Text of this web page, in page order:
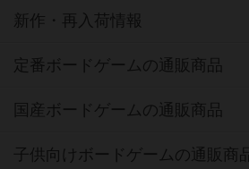
新作・再入荷情報
定番ボードゲームの通販商品
国産ボードゲームの通販商品
子供向けボードゲームの通販商